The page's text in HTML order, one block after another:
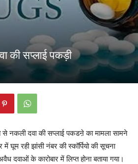
की सप्लाई पकड़ी
से नकली दवा की सप्लाई पकडऩे का मामला सामने
घूम रही झांसी नंबर की स्कॉर्पियो की सूचना
दवाओं के कारोबार में लिप्त होना बताया गया।